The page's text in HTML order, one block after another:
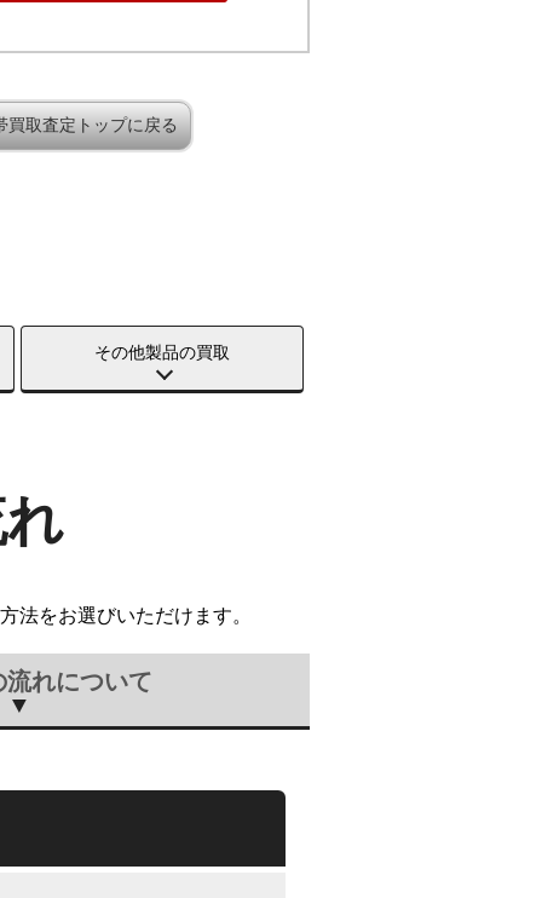
買取査定トップに戻る
その他製品の買取
法をお選びいただけます。
れについて